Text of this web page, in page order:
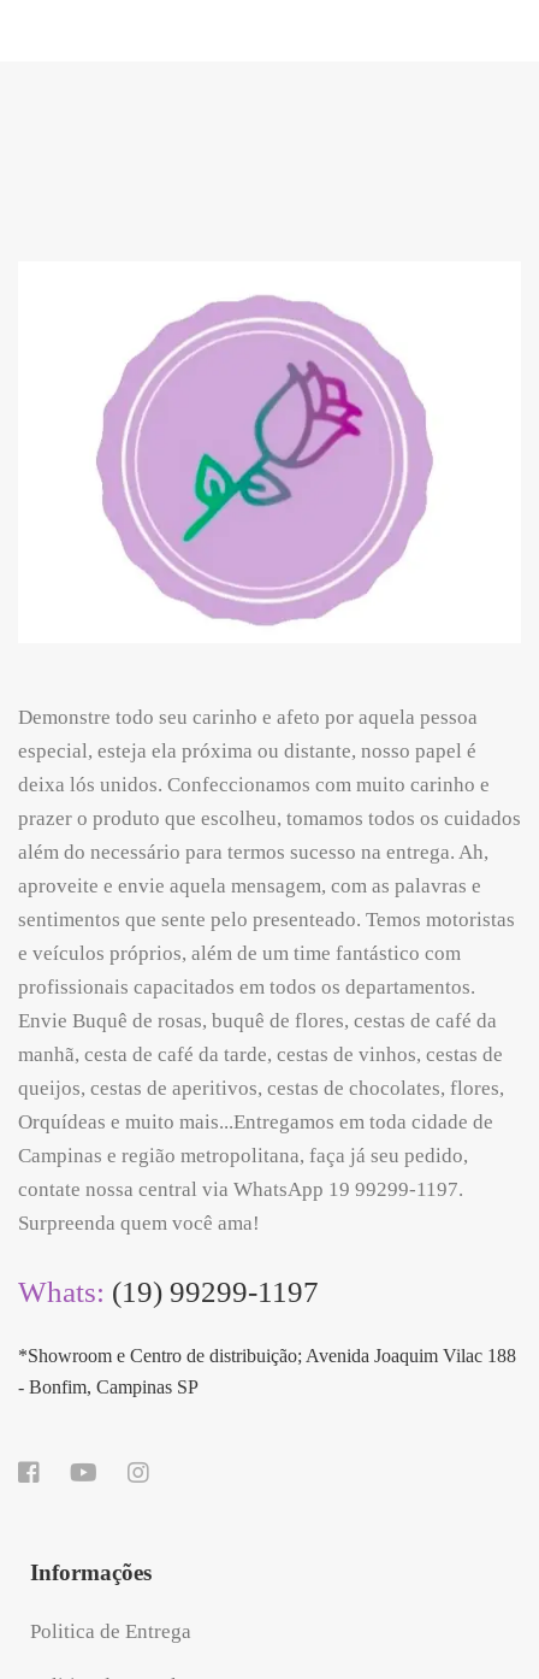
Demonstre todo seu carinho e afeto por aquela pessoa
especial, esteja ela próxima ou distante, nosso papel é
deixa lós unidos. Confeccionamos com muito carinho e
prazer o produto que escolheu, tomamos todos os cuidados
além do necessário para termos sucesso na entrega. Ah,
aproveite e envie aquela mensagem, com as palavras e
sentimentos que sente pelo presenteado. Temos motoristas
e veículos próprios, além de um time fantástico com
profissionais capacitados em todos os departamentos.
Envie Buquê de rosas, buquê de flores, cestas de café da
manhã, cesta de café da tarde, cestas de vinhos, cestas de
queijos, cestas de aperitivos, cestas de chocolates, flores,
Orquídeas e muito mais...Entregamos em toda cidade de
Campinas e região metropolitana, faça já seu pedido,
contate nossa central via WhatsApp 19 99299-1197.
Surpreenda quem você ama!
Whats: (19) 99299-1197
*Showroom e Centro de distribuição; Avenida Joaquim Vilac 188
- Bonfim, Campinas SP
Informações
Politica de Entrega